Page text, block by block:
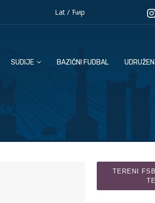
Lat/ Ћир
SUDIJE BAZIČNI FUDBAL
TERENI